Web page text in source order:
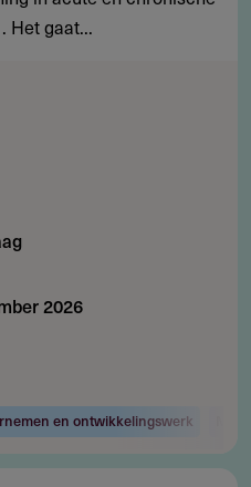
Het gaat...
2026
en ontwikkelingswerk